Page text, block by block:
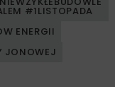
#1LISTOPADA
ENERGII
JONOWEJ